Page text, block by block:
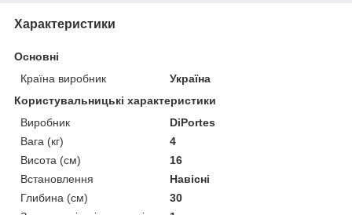
Характеристики
Основні
Країна виробник
Україна
Користувальницькі характеристики
Виробник
DiPortes
Вага (кг)
4
Висота (см)
16
Встановлення
Навісні
Глибина (см)
30